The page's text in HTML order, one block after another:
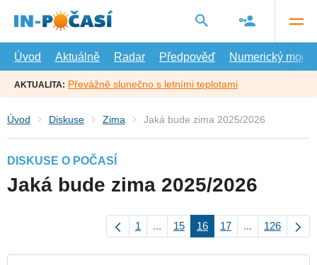
hlavní
Úvod
Aktuálně Radar Předpověď Numerický model
AKTUALITA: Převážně slunečno s letními teplotami
Úvod Diskuse Zima Jaká bude zima 2025/2026
DISKUSE O POČASÍ
Jaká bude zima 2025/2026
1 ... 15 16 17 ... 126